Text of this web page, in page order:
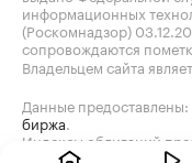
информационных
(Роскомнадзор)
сопровождаются
Владельцем сайта
Данные предоставлены:
биржа
Индексы облигаций